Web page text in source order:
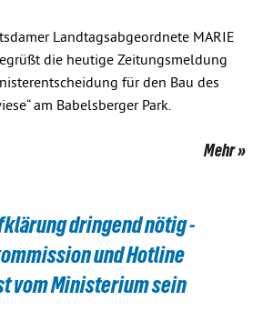
Landtagsabgeordnete MARIE
die heutige Zeitungsmeldung
für den Bau des
am Babelsberger Park.
Mehr
dringend nötig -
und Hotline
vom Ministerium sein